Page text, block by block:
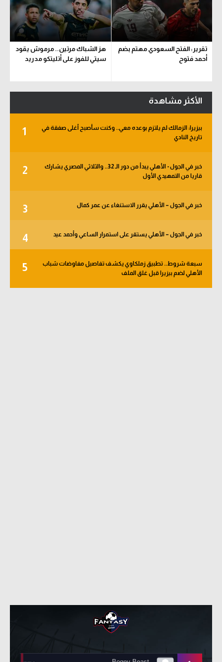
تقرير: الفتح السعودي مهتم بضم
أحمد فتوح
هز الشباك مرتين.. مرموش يقود
سيتي للفوز على أتليتكو مدريد
الأكثر مشاهدة
1
بيزيرا: الزمالك لم يلتزم بوعده معي.. وكنت سأصبح أغلى صفقة في
تاريخ النادي
2
خبر في الجول - الأهلي يبدأ من دور الـ 32.. والثلاثي المصري يشارك
قاريا من التمهيدي الأول
3 خبر في الجول – الأهلي يقرر الاستنغاء عن عمر كمال
4 خبر في الجول – الأهلي يستقر على استمرار الساعي وأحمد عيد
5
سبعة شروط.. تطبيق زملكاوي يكشف تفاصيل مفاوضات شباب
الأهلي لضم بيزيرا قبل غلق الملف